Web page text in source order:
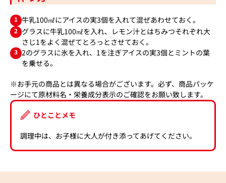
1 牛乳100㎖にアイスの実3個を入れて混ぜあわせておく。
2 グラスに牛乳100㎖を入れ、レモン汁とはちみつそれぞれ大
さじ1をよく混ぜてとろっとさせておく。
3 2のグラスに氷を入れ、1を注ぎアイスの実3個とミントの葉
を乗せる。
※お手元の商品とは異なる場合がございます。必ず、商品パッケ
ージにて原材料名・栄養成分表示のご確認をお願い致します。
ひとことメモ
調理中は、お子様に大人が付き添ってあげてください。